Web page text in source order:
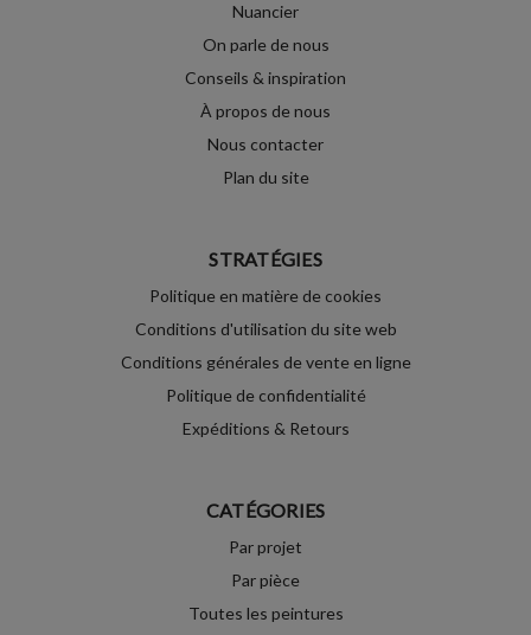
Nuancier
On parle de nous
Conseils & inspiration
À propos de nous
Nous contacter
Plan du site
STRATÉGIES
Politique en matière de cookies
Conditions d'utilisation du site web
Conditions générales de vente en ligne
Politique de confidentialité
Expéditions & Retours
CATÉGORIES
Par projet
Par pièce
Toutes les peintures